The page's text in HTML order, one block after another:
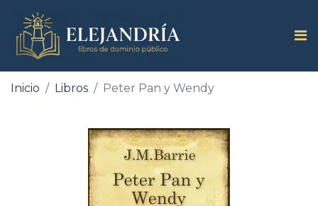
Inicio Libros Peter Pan y Wendy